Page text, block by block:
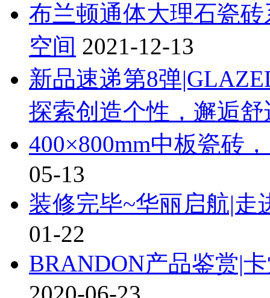
布兰顿通体大理石瓷
空间 2021-12-13
新品速递第8弹
探索创造个性，邂逅
400×800mm中板瓷砖
05-13
装修完毕~华丽启航|走
01-22
BRANDON产品鉴赏|